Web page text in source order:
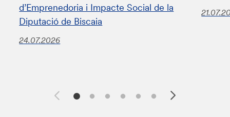
d’Emprenedoria i Impacte Social de la
Diputació de Biscaia
24.07.2026